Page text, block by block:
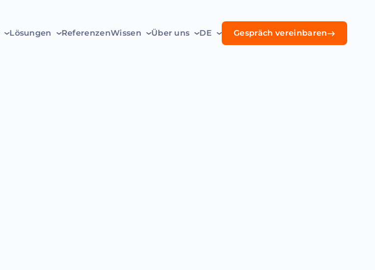
Lösungen ReferenzenWissen Über uns DE Gespräch vereinbaren